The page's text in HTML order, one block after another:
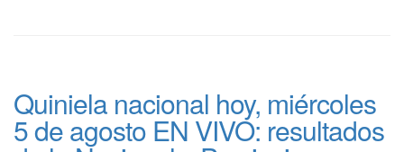
Quiniela nacional hoy, miércoles
5 de agosto EN VIVO: resultados